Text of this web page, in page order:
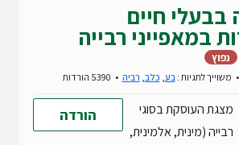
בבעלי חיים
במאפייני רבייה
נפוץ
משוייך לתגיות : בע, כלב, רביה
הורדה
מצגת העוסקת בסוגי
רבייה (מינית, אלמינית,